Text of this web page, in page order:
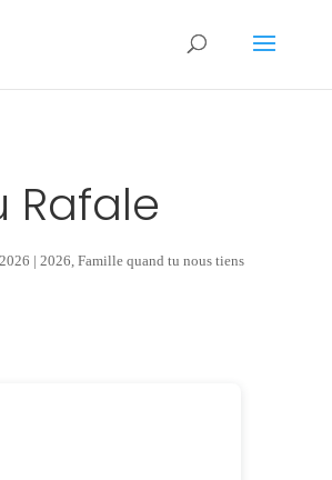
Rafale
| 2026, Famille quand tu nous tiens